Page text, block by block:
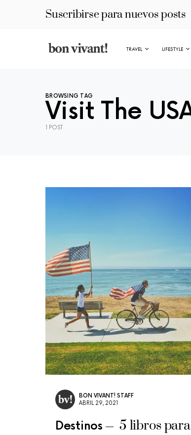
Suscribirse para nuevos posts
TRAVEL LIFESTYLE
BROWSING TAG
Visit The
1 POST
BON VIVANT! STAFF
ABRIL 29, 2021
Destinos
5 libros para